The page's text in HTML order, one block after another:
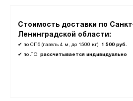
Стоимость доставки по
Ленинградской области:
✔ по СПб (газель 4 м, до 1500 кг): 1 500 руб.
✔ по ЛО: рассчитывается индивидуально